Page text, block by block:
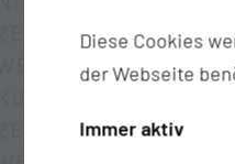
IN BRANITZ
Diese Cookies
der Webseite
Immer aktiv